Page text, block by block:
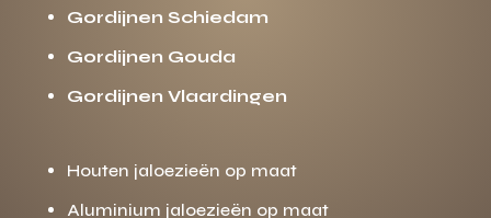
Gordijnen Schiedam
Gordijnen Gouda
Gordijnen Vlaardingen
Houten jaloezieën op maat
Aluminium jaloezieën op maat